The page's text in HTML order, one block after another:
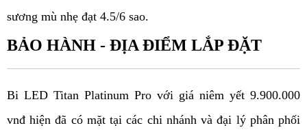
sương mù nhẹ đạt 4.5/6 sao.
BẢO HÀNH - ĐỊA ĐIỂM LẮP ĐẶT
Bi LED Titan Platinum Pro với giá niêm yết 9.900.000
vnđ hiện đã có mặt tại các chi nhánh và đại lý phân phối